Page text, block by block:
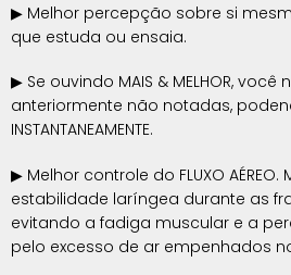
▶ Melhor percepção sobre si
que estuda ou ensaia.
▶ Se ouvindo MAIS & MELHOR,
anteriormente não notadas,
INSTANTANEAMENTE.
▶ Melhor controle do FLUXO
estabilidade laríngea durante as
evitando a fadiga muscular e a
pelo excesso de ar empenhados